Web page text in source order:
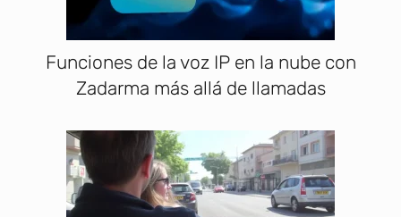
Funciones de la voz IP en la nube con
Zadarma más allá de llamadas